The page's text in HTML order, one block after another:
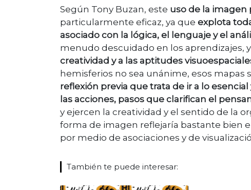
Según Tony Buzan, este uso de la imagen
particularmente eficaz, ya que explota
asociado con la lógica, el lenguaje y el
menudo descuidado en los aprendizajes,
creatividad y a las aptitudes
hemisferios no sea unánime, esos
reflexión previa que trata de ir a lo
las acciones, pasos que clarifican el
y ejercen la creatividad y el sentido de la
forma de imagen reflejaría bastante bien
por medio de asociaciones y de
También te puede interesar: